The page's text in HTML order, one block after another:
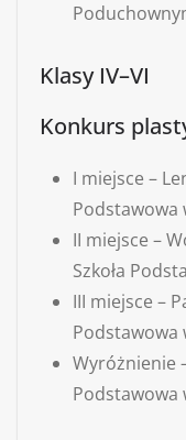
Klasy IV–VI
Konkurs
I miejsce –
Podstawowa
II miejsce –
Szkoła
III miejsce –
Podstawowa
Wyróżnienie
Podstawowa